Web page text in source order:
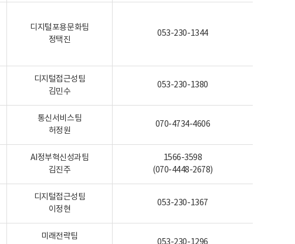
디지털포용문화팀
정택진
053-230-1344
디지털접근성팀
김민수
053-230-1380
통신서비스팀
허정원
070-4734-4606
AI정부혁신성과팀
김진주
1566-3598
(070-4448-2678)
디지털접근성팀
이정현
053-230-1367
미래전략팀